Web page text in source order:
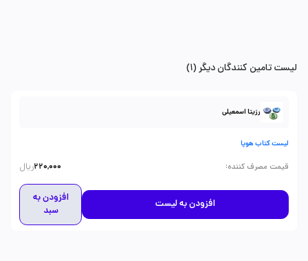
لیست تامین کنندگان دیگر (1)
رزیتا اسمعیلی
لیست کتاب هوپا
قیمت مصرف کننده:
220,000ریال
افزودن به لیست
افزودن به
سبد